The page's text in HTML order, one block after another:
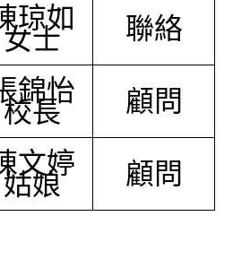
琼如
女士 聯絡
錦怡
校長 顧問
文婷
姑娘 顧問